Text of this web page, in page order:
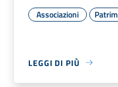
Associazioni
LEGGI DI PIÙ